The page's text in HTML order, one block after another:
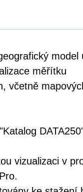
měřítku
včetně
vizualizaci v